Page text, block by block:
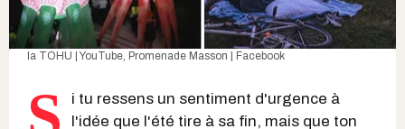
la TOHU | YouTube Promenade Masson | Facebook
i tu ressens un sentiment d'urgence à
l'idée que l'été tire à sa fin, mais que ton